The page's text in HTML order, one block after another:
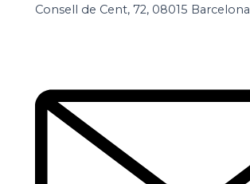
Consell de Cent, 72, 08015 Barcelona